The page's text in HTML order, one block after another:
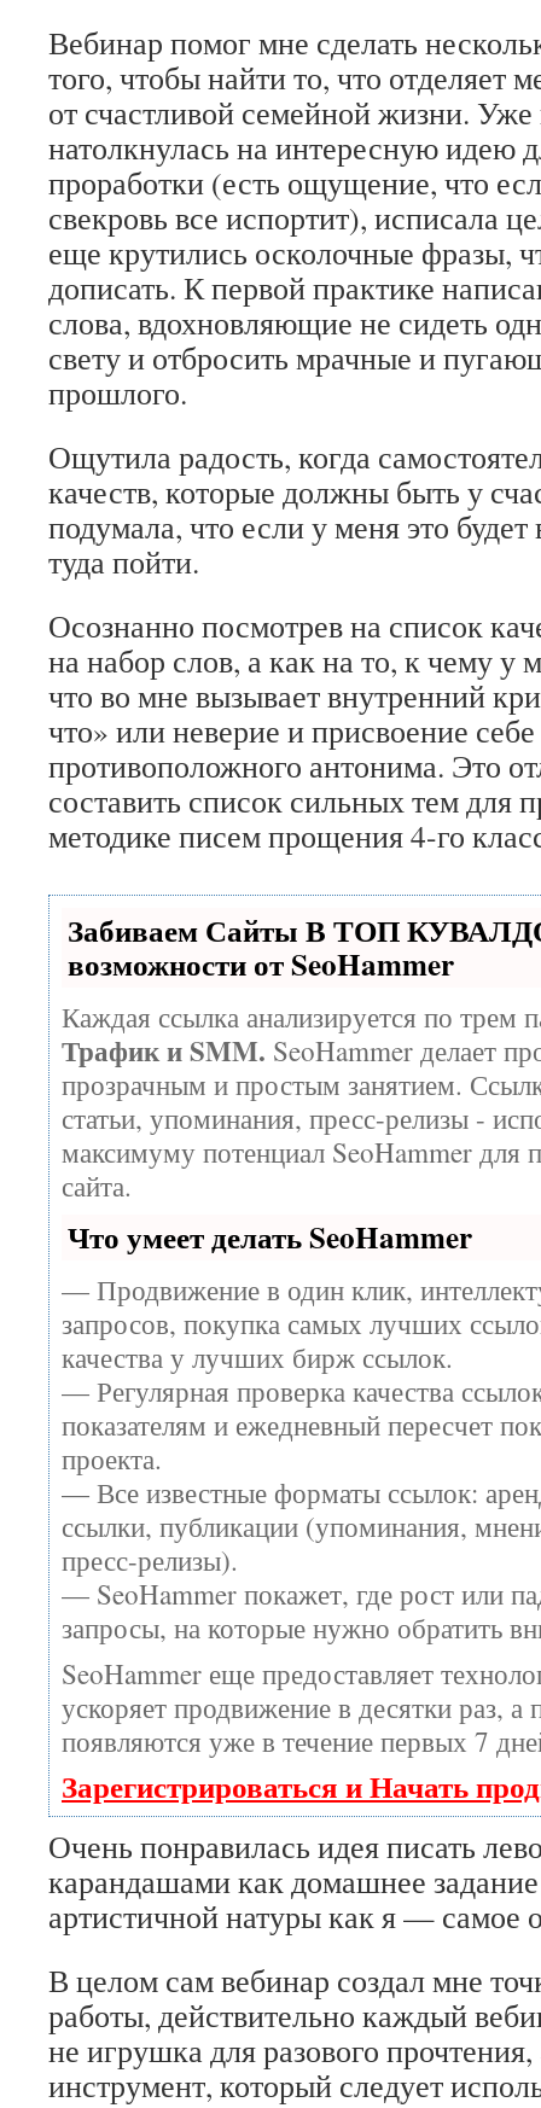
Вебинар помог мне сделать
того, чтобы найти то, что отделяет
от счастливой семейной жизни. Уже
натолкнулась на интересную идею
проработки (есть ощущение, что
свекровь все испортит), исписала
еще крутились осколочные фразы,
дописать. К первой практике
слова, вдохновляющие не сидеть
свету и отбросить мрачные и
прошлого.
Ощутила радость, когда
качеств, которые должны быть у
подумала, что если у меня это
туда пойти.
Осознанно посмотрев на список
на набор слов, а как на то, к чему у
что во мне вызывает внутренний
что» или неверие и присвоение
противоположного антонима. Это
составить список сильных тем для
методике писем прощения 4-го
Забиваем Сайты В ТОП
возможности от SeoHammer
Каждая ссылка анализируется по трем
Трафик и SMM. SeoHammer делает
прозрачным и простым занятием.
статьи, упоминания, пресс-релизы -
максимуму потенциал SeoHammer для
сайта.
Что умеет делать SeoHammer
— Продвижение в один клик,
запросов, покупка самых лучших
качества у лучших бирж ссылок.
— Регулярная проверка качества
показателям и ежедневный пересчет
проекта.
— Все известные форматы ссылок:
ссылки, публикации (упоминания,
пресс-релизы).
— SeoHammer покажет, где рост или
запросы, на которые нужно обратить
SeoHammer еще предоставляет
ускоряет продвижение в десятки раз, а
появляются уже в течение первых 7
Зарегистрироваться и Начать
Очень понравилась идея писать
карандашами как домашнее
артистичной натуры как я — самое
В целом сам вебинар создал мне
работы, действительно каждый
не игрушка для разового
инструмент, который следует